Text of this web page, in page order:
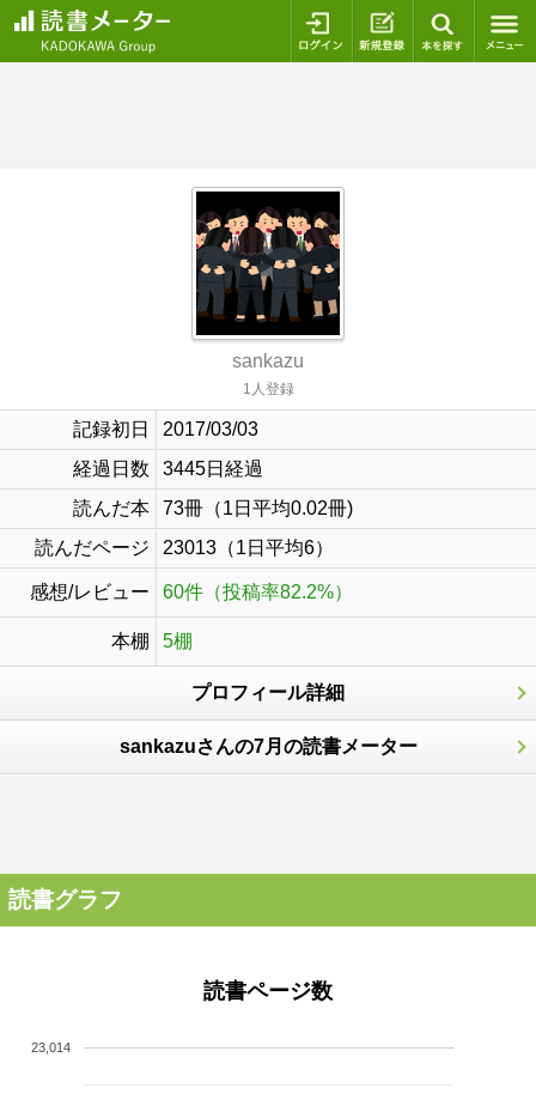
ログイン 新規登録
sankazu
1人登録
記録初日
2017/03/03
経過日数
3445日経過
読んだ本
73冊（1日平均0.02冊)
読んだページ
23013（1日平均6）
感想/レビュー 60件（投稿率82.2%）
本棚 5棚
プロフィール詳細
sankazuさんの7月の読書メーター
読書グラフ
読書ページ数
23,014